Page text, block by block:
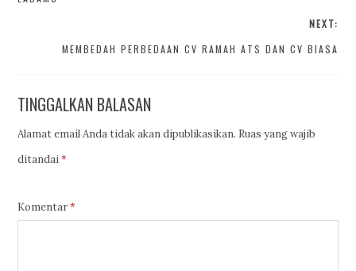
NEXT:
MEMBEDAH PERBEDAAN CV RAMAH ATS DAN CV BIASA
TINGGALKAN BALASAN
Alamat email Anda tidak akan dipublikasikan. Ruas yang wajib
ditandai*
Komentar*